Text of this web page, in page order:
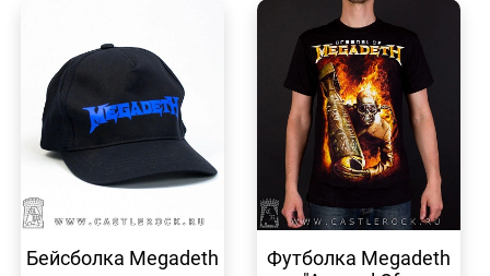
ПРОСМОТР
Бейсболка Megadeth
ПРОСМОТР
Футболка Megadeth